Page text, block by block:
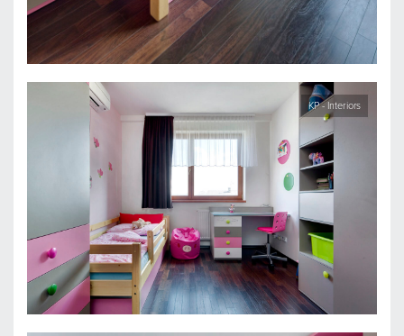
KP - Interiors